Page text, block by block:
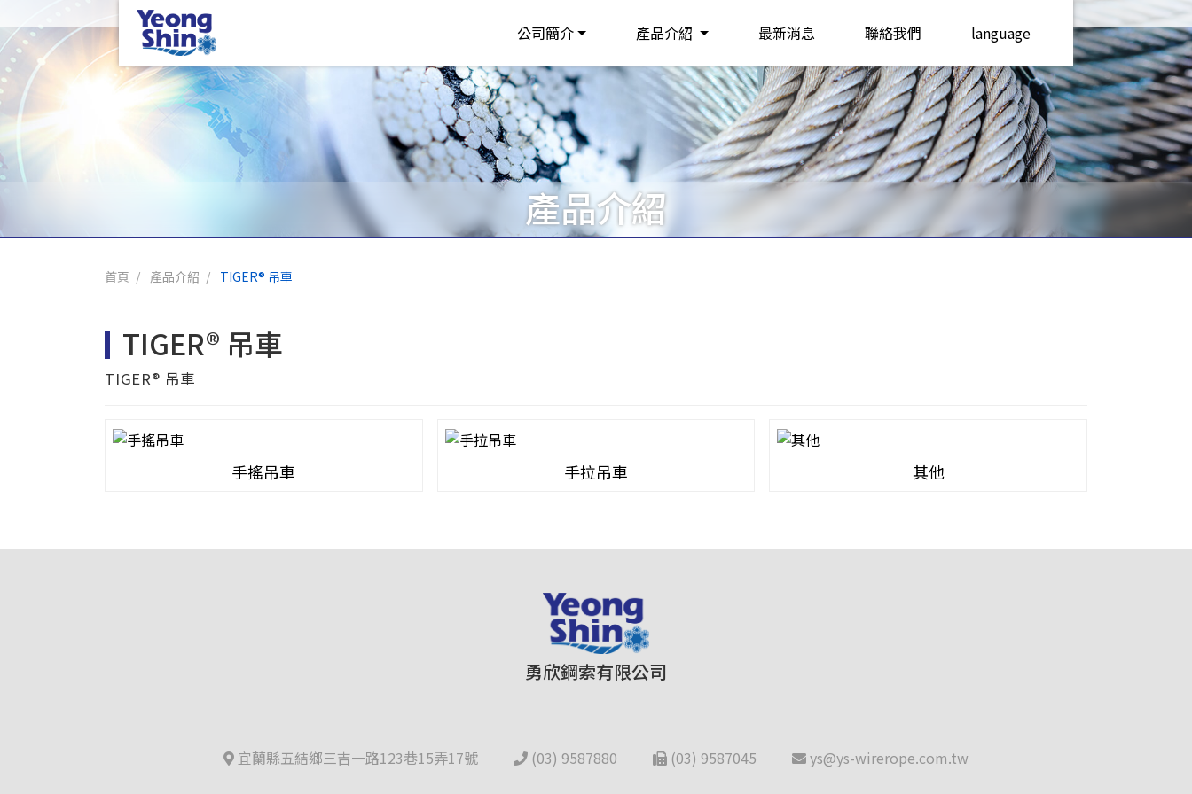
公司簡介 產品介紹 最新消息 聯絡我們 language
產品介紹
首頁 產品介紹 TIGER® 吊車
TIGER® 吊車
TIGER® 吊車
手搖吊車 手拉吊車 其他
勇欣鋼索有限公司
宜蘭縣五結鄉三吉一路123巷15弄17號 (03) 9587880 (03) 9587045 ys@ys-wirerope.com.tw